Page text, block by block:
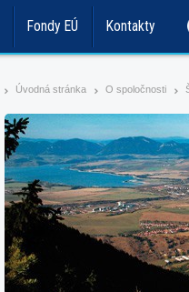
Fondy EÚ Kontakty
> Úvodná stránka > O spoločnosti >